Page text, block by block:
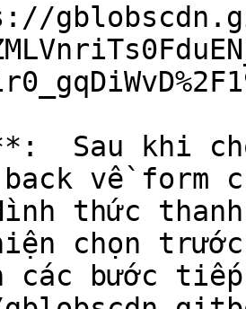
Sau khi
back về form
thức thanh
chọn
các bước